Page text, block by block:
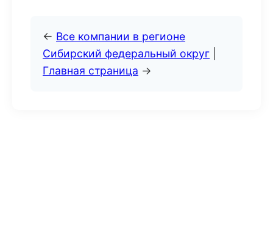
← Все компании в регионе
Сибирский федеральный округ
Главная страница →